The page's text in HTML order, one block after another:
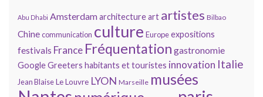
Abu Dhabi Amsterdamarchitectureart artistes Bilbao
Chinecommunication culture Europeexpositions
festivals France Fréquentation gastronomie
GoogleGreeters habitants et touristes innovation Italie
Jean BlaiseLe Louvre LYON Marseille musées